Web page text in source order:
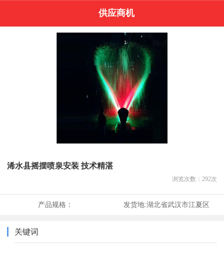
供应商机
浠水县摇摆喷泉安装 技术精湛
浏览次数： 292次
产品规格： 发货地:湖北省武汉市江夏区
关键词